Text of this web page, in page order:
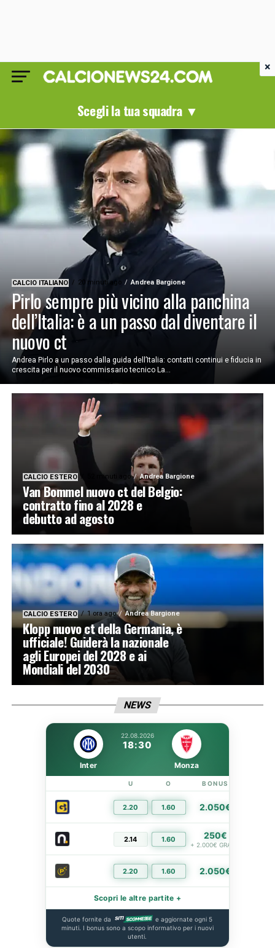
Scegli la tua squadra ▼
CALCIO ITALIANO 20 minuti ago Andrea Bargione
Pirlo sempre più vicino alla panchina
dell’Italia: è a un passo dal diventare il
nuovo ct
Andrea Pirlo a un passo dalla guida dell’Italia: contatti continui e fiducia in
crescita per il nuovo commissario tecnico La...
CALCIO ESTERO 52 minuti ago Andrea Bargione
Van Bommel nuovo ct del Belgio:
contratto fino al 2028 e
debutto ad agosto
CALCIO ESTERO 1 ora ago Andrea Bargione
Klopp nuovo ct della Germania, è
ufficiale! Guiderà la nazionale
agli Europei del 2028 e ai
Mondiali del 2030
NEWS
22.08.2026
18:30
Inter Monza
U O BONUS
2.20 1.60 2.050€
2.14 1.60 250€
+ 2.000€ GRATIS
2.20 1.60 2.050€
Scopri le altre partite +
Quote fornite da
e aggiornate ogni 5
minuti. I bonus sono a scopo informativo per i nuovi
utenti.
×